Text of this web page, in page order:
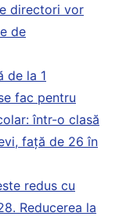
directori vor
de
de la 1
fac pentru
într-o clasă
față de 26 în
redus cu
Reducerea la